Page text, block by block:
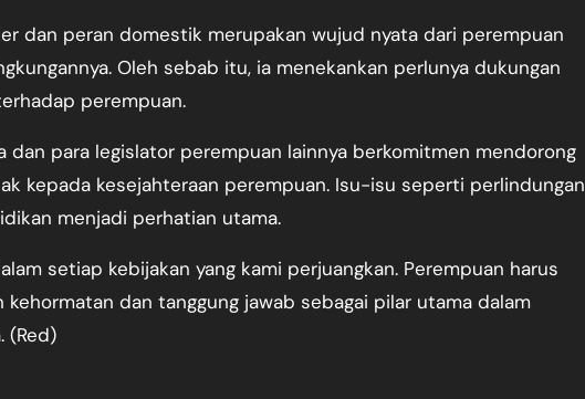
dan peran domestik merupakan wujud nyata dari perempuan
Oleh sebab itu, ia menekankan perlunya dukungan
perempuan.
dan para legislator perempuan lainnya berkomitmen mendorong
kepada kesejahteraan perempuan. Isu-isu seperti perlindungan
menjadi perhatian utama.
setiap kebijakan yang kami perjuangkan. Perempuan harus
dan tanggung jawab sebagai pilar utama dalam
(Red)